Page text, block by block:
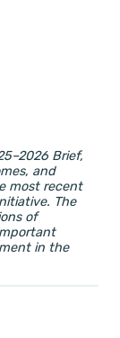
Brief,
and
most recent
The
of
in the